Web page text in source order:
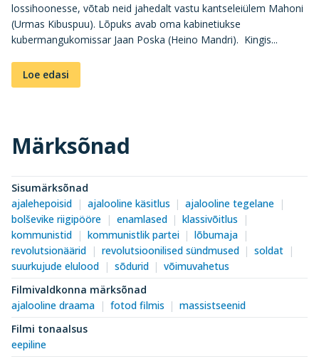
lossihoonesse, võtab neid jahedalt vastu kantseleiülem Mahoni
(Urmas Kibuspuu). Lõpuks avab oma kabinetiukse
kubermangukomissar Jaan Poska (Heino Mandri). Kingis...
Loe edasi
Märksõnad
Sisumärksõnad
ajalehepoisid
ajalooline käsitlus
ajalooline tegelane
bolševike riigipööre
enamlased
klassivõitlus
kommunistid
kommunistlik partei
lõbumaja
revolutsionäärid
revolutsioonilised sündmused
soldat
suurkujude elulood
sõdurid
võimuvahetus
Filmivaldkonna märksõnad
ajalooline draama
fotod filmis
massistseenid
Filmi tonaalsus
eepiline